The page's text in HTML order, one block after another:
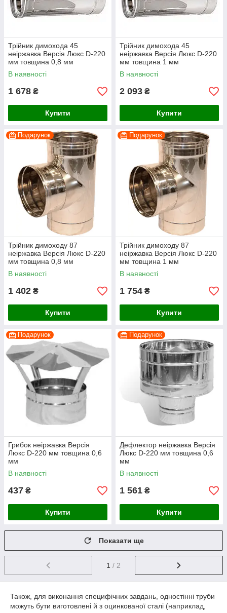
Трійник димохода 45
неіржавка Версія Люкс D-220
мм товщина 0,8 мм
В наявності
1 678 ₴
Купити
Трійник димохода 45
неіржавка Версія Люкс D-220
мм товщина 1 мм
В наявності
2 093 ₴
Купити
Подарунок
Трійник димоходу 87
неіржавка Версія Люкс D-220
мм товщина 0,8 мм
В наявності
1 402 ₴
Купити
Подарунок
Трійник димоходу 87
неіржавка Версія Люкс D-220
мм товщина 1 мм
В наявності
1 754 ₴
Купити
Подарунок
Грибок неіржавка Версія
Люкс D-220 мм товщина 0,6
мм
В наявності
437 ₴
Купити
Подарунок
Дефлектор неіржавка Версія
Люкс D-220 мм товщина 0,6
мм
В наявності
1 561 ₴
Купити
Показати ще
1 / 2
Також, для виконання специфічних завдань, одностінні труби
можуть бути виготовлені й з оцинкованої сталі (наприклад,